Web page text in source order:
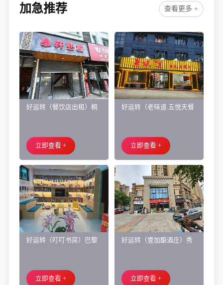
加急推荐 查看更多 +
好运转（餐饮店出租）桐
面旺铺出租
立即查看 +
好运转（老味道.五悦天餐
让、主要房租低
立即查看 +
好运转（叮叮书房）巴黎
培训班带生源转让
立即查看 +
好运转（壹加酿酒庄）秀
庄、空店铺转让
立即查看 +